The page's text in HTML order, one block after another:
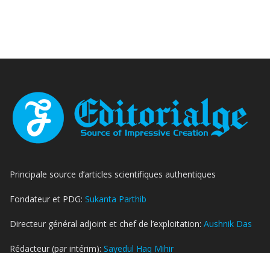
Principale source d’articles scientifiques authentiques
Fondateur et PDG: Sukanta Parthib
Directeur général adjoint et chef de l’exploitation: Aushnik Das
Rédacteur (par intérim): Sayedul Haq Mihir